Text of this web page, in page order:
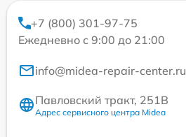
+7 (800) 301-97-75
Ежедневно с 9:00 до 21:00
info@midea-repair-center.ru
Павловский тракт, 251В
Адрес сервисного центра Midea